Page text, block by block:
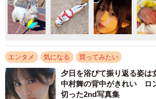
エンタメ 気になる 買ってみたい
夕日を浴びて振り返る姿
中村舞の背中がきれい ロ
切った2nd写真集